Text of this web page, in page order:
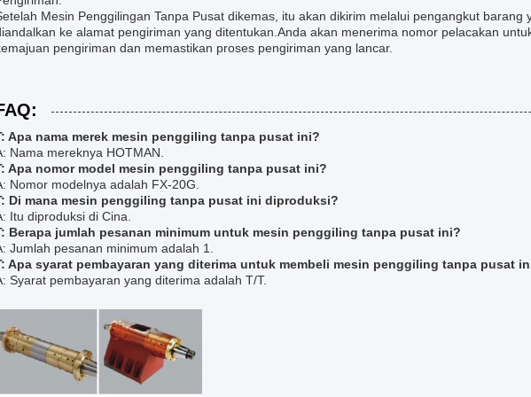
Mesin Penggilingan Tanpa Pusat dikemas, itu akan dikirim melalui pengangkut barang
ke alamat pengiriman yang ditentukan.Anda akan menerima nomor pelacakan
pengiriman dan memastikan proses pengiriman yang lancar.
Apa nama merek mesin penggiling tanpa pusat ini?
Nama mereknya HOTMAN.
Apa nomor model mesin penggiling tanpa pusat ini?
Nomor modelnya adalah FX-20G.
Di mana mesin penggiling tanpa pusat ini diproduksi?
Itu diproduksi di Cina.
Berapa jumlah pesanan minimum untuk mesin penggiling tanpa pusat ini?
Jumlah pesanan minimum adalah 1.
Apa syarat pembayaran yang diterima untuk membeli mesin penggiling tanpa pusat
Syarat pembayaran yang diterima adalah T/T.